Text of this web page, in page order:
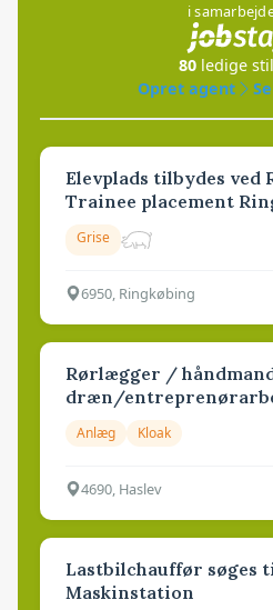
i
80 ledige
Opret agent
Elevplads tilbydes
Trainee placement
Grise
6950, Ringkøbing
Rørlægger /
dræn/
Anlæg Kloak
4690, Haslev
Lastbilchauffør søges
Maskinstation